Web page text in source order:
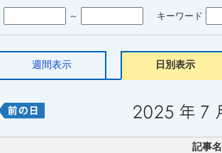
～ キーワード
週間表示 日別表示
記事名